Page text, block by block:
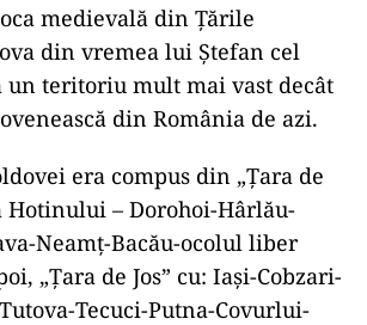
medievală din Țările
din vremea lui Ștefan cel
un teritoriu mult mai vast decât
din România de azi.
era compus din „Ţara de
Hotinului – Dorohoi-Hârlău-
Neamţ-Bacău-ocolul liber
„Ţara de Jos” cu: Iaşi-Cobzari-
Tecuci-Putna-Covurlui-